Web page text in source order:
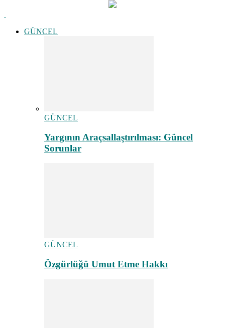
GÜNCEL
GÜNCEL
Yargının Araçsallaştırılması: Güncel
Sorunlar
GÜNCEL
Özgürlüğü Umut Etme Hakkı